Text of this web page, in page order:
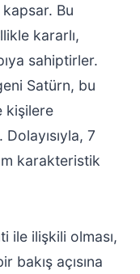
Bu
kararlı,
sahiptirler.
Satürn, bu
kişilere
7
karakteristik
ile ilişkili olması,
açısına